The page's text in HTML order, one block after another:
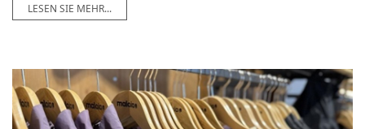
LESEN SIE MEHR...